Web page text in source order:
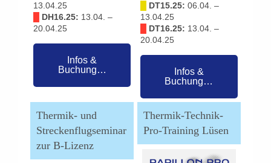
13.04.25
DH16.25: 13.04. –
20.04.25
Infos &
Buchung…
DT15.25: 06.04. –
13.04.25
DT16.25: 13.04. –
20.04.25
Infos &
Buchung…
Thermik- und
Streckenflugseminar
zur B-Lizenz
Thermik-Technik-
Pro-Training Lüsen